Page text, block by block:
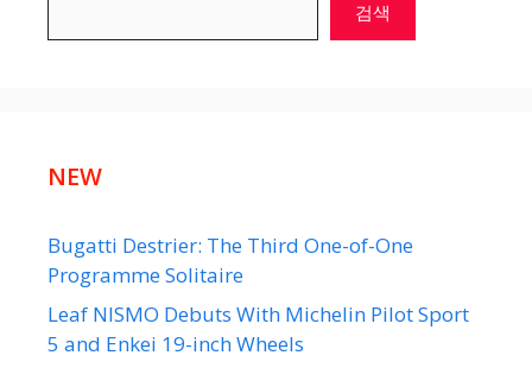
검색
NEW
Bugatti Destrier: The Third One-of-One
Programme Solitaire
Leaf NISMO Debuts With Michelin Pilot Sport
5 and Enkei 19-inch Wheels